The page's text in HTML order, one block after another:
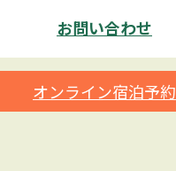
お問い合わせ
オンライン宿泊予約